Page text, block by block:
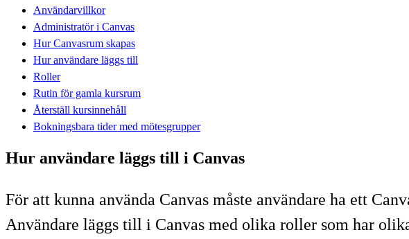
Användarvillkor
Administratör i Canvas
Hur Canvasrum skapas
Hur användare läggs till
Roller
Rutin för gamla kursrum
Återställ kursinnehåll
Bokningsbara tider med mötesgrupper
Hur användare läggs till i Canvas
För att kunna använda Canvas måste användare ha ett
Användare läggs till i Canvas med olika roller som har